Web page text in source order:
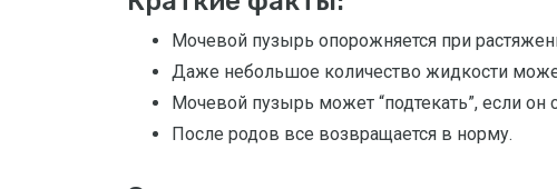
Мочевой пузырь опорожняется при
Даже небольшое количество жидкости
Мочевой пузырь может “подтекать”, если
После родов все возвращается в норму.